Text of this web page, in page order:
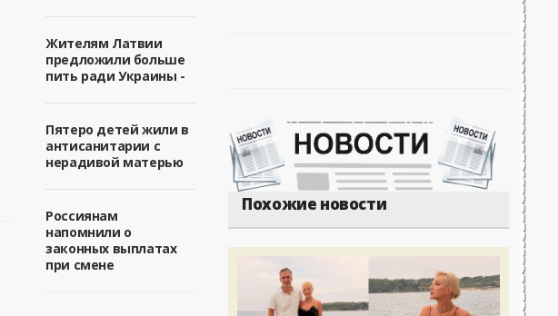
Жителям Латвии
предложили больше
пить ради Украины -
Пятеро детей жили в
антисанитарии с
нерадивой матерью
Россиянам
напомнили о
законных выплатах
при смене
Похожие новости